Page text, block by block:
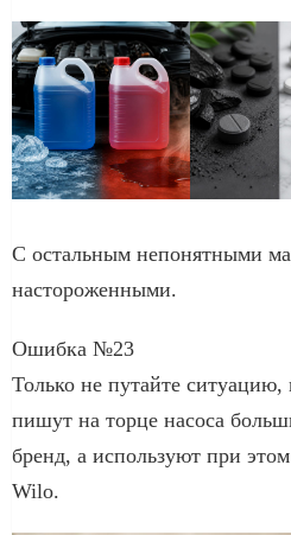
С остальным непонятными
настороженными.
Ошибка №23
Только не путайте ситуацию,
пишут на торце насоса
бренд, а используют при
Wilo.